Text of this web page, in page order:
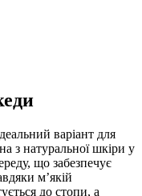
варіант для
з натуральної шкіри у
що забезпечує
м’якій
до стопи, а